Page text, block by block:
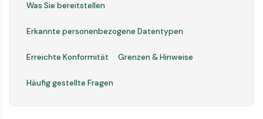
Was Sie bereitstellen
Erkannte personenbezogene Datentypen
Erreichte Konformität Grenzen & Hinweise
Häufig gestellte Fragen